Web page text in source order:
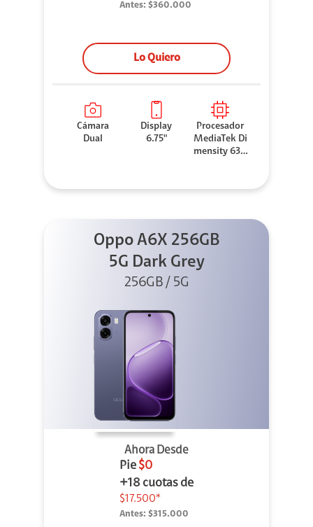
Antes: $360.000
Lo Quiero
Cámara
Dual
Display
6.75"
Procesador
MediaTek Di
mensity 630
Oppo A6X 256GB
5G Dark Grey
256GB / 5G
Ahora Desde
Pie $0
+18 cuotas de
$17.500*
Antes: $315.000